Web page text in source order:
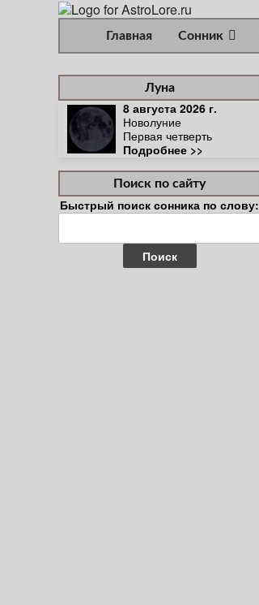
Главная Сонник
Луна
8 августа 2026 г.
Новолуние
Первая четверть
Подробнее >>
Поиск по сайту
Быстрый поиск сонника по слову:
Найти: